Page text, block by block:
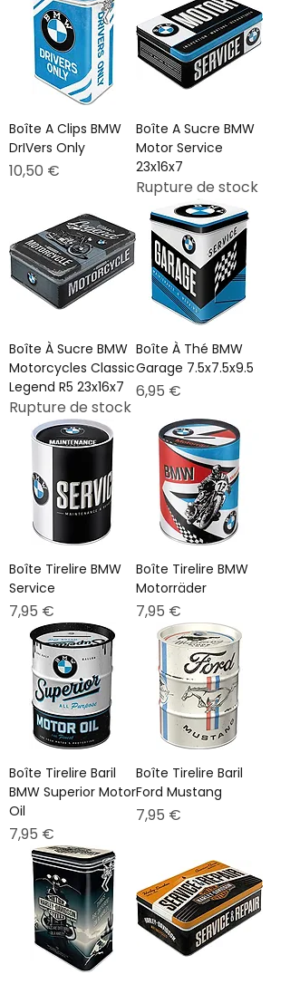
Boîte A Clips BMW
DrIVers Only
Prix
10,50 €
Boîte A Sucre BMW
Motor Service
23x16x7
Rupture de stock
Boîte À Sucre BMW
Motorcycles Classic
Legend R5 23x16x7
Rupture de stock
Boîte À Thé BMW
Garage 7.5x7.5x9.5
Prix
6,95 €
Boîte Tirelire BMW
Service
Prix
7,95 €
Boîte Tirelire BMW
Motorräder
Prix
7,95 €
Boîte Tirelire Baril
BMW Superior Motor
Oil
Prix
7,95 €
Boîte Tirelire Baril
Ford Mustang
Prix
7,95 €